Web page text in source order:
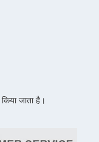
जाता है।